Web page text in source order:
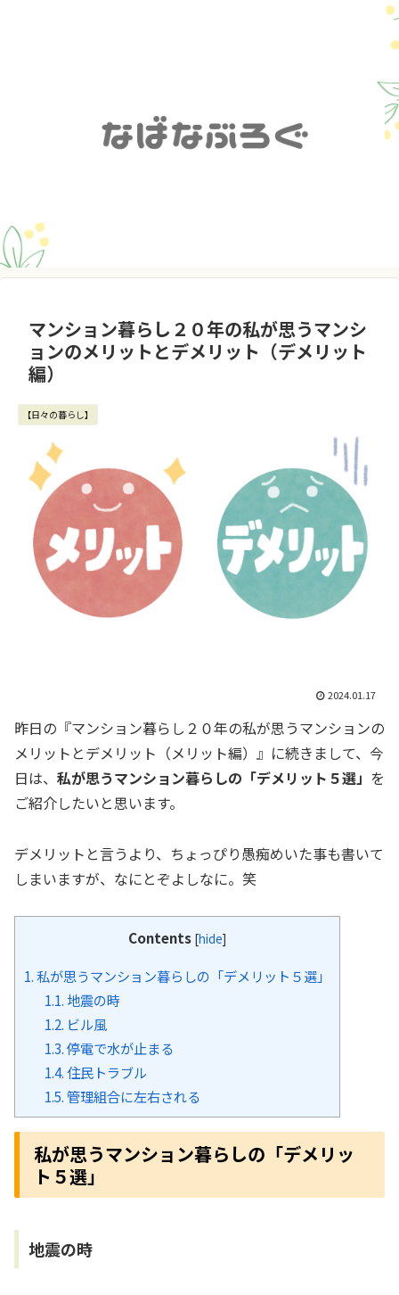
マンション暮らし２０年の私が思うマンシ
ョンのメリットとデメリット（デメリット
編）
【日々の暮らし】
2024.01.17
昨日の『マンション暮らし２０年の私が思うマンションの
メリットとデメリット（メリット編）』に続きまして、今
日は、 私が思うマンション暮らしの「デメリット５選」 を
ご紹介したいと思います。
デメリットと言うより、ちょっぴり愚痴めいた事も書いて
しまいますが、なにとぞよしなに。笑
Contents [hide]
1.私が思うマンション暮らしの「デメリット５選」
1.1. 地震の時
1.2. ビル風
1.3.停電で水が止まる
1.4.住民トラブル
1.5.管理組合に左右される
私が思うマンション暮らしの「デメリッ
ト５選」
地震の時